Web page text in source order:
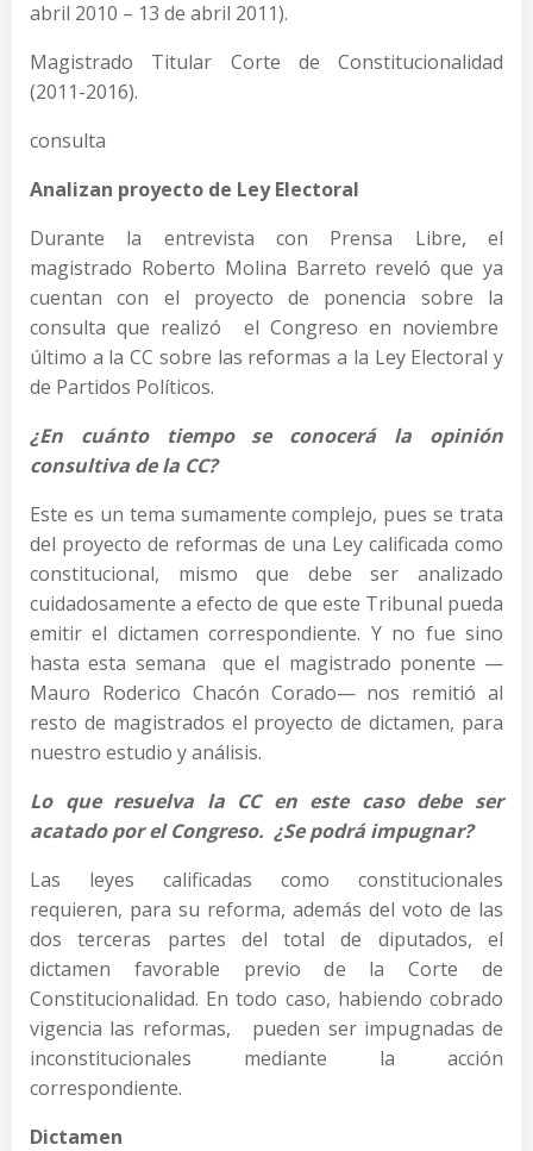
abril 2010 – 13 de abril 2011).
Magistrado Titular Corte de Constitucionalidad
(2011-2016).
consulta
Analizan proyecto de Ley Electoral
Durante la entrevista con Prensa Libre, el
magistrado Roberto Molina Barreto reveló que ya
cuentan con el proyecto de ponencia sobre la
consulta que realizó el Congreso en noviembre
último a la CC sobre las reformas a la Ley Electoral y
de Partidos Políticos.
¿En cuánto tiempo se conocerá la opinión
consultiva de la CC?
Este es un tema sumamente complejo, pues se trata
del proyecto de reformas de una Ley calificada como
constitucional, mismo que debe ser analizado
cuidadosamente a efecto de que este Tribunal pueda
emitir el dictamen correspondiente. Y no fue sino
hasta esta semana que el magistrado ponente —
Mauro Roderico Chacón Corado— nos remitió al
resto de magistrados el proyecto de dictamen, para
nuestro estudio y análisis.
Lo que resuelva la CC en este caso debe ser
acatado por el Congreso. ¿Se podrá impugnar?
Las leyes calificadas como constitucionales
requieren, para su reforma, además del voto de las
dos terceras partes del total de diputados, el
dictamen favorable previo de la Corte de
Constitucionalidad. En todo caso, habiendo cobrado
vigencia las reformas, pueden ser impugnadas de
inconstitucionales mediante la acción
correspondiente.
Dictamen